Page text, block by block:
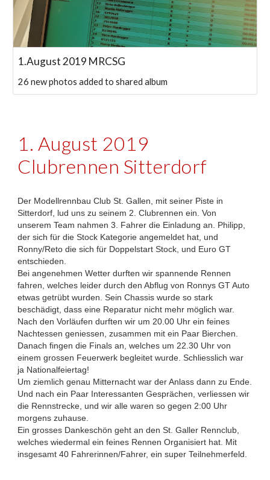
1.August 2019 MRCSG
26 new photos added to shared album
1. August 2019
Clubrennen Sitterdorf
Der Modellrennbau Club St. Gallen, mit seiner Piste in
Sitterdorf, lud uns zu seinem 2. Clubrennen ein. Von
unserem Team nahmen 3. Fahrer die Einladung an. Philipp,
der sich für die Stock Kategorie angemeldet hat, und
Ronny/Reto die sich für Doppelstart Stock, und Euro GT
entschieden.
Bei angenehmen Wetter durften wir spannende Rennen
fahren, welches leider durch den Abflug von Ronnys GT Auto
etwas getrübt wurden. Sein Chassis wurde so stark
beschädigt, dass eine Reparatur nicht mehr möglich war.
Nach den Vorläufen durften wir um 20.00 Uhr ein feines
Nachtessen geniessen, zusammen mit ein Paar Bierchen.
Danach fingen die Finals an, welches um 22.30 Uhr von
einem grossen Feuerwerk begleitet wurde. Schliesslich war
ja Nationalfeiertag!
Um ziemlich genau Mitternacht war der Anlass dann zu Ende.
Und nach ein Paar Interessanten Gesprächen, verliessen wir
die Rennstrecke, und wir alle waren so gegen 2:00 Uhr
morgens zuhause.
Ein grosses Dankeschön geht an den St. Galler Rennclub,
welches wiedermal ein feines Rennen Organisiert hat. Mit
insgesamt 40 Fahrerinnen/Fahrer, ein super Teilnehmerfeld.